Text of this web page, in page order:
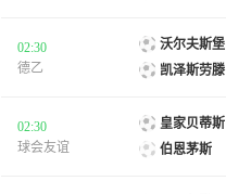
02:30
德乙
沃尔夫斯堡
凯泽斯劳滕
02:30
球会友谊
皇家贝蒂斯
伯恩茅斯